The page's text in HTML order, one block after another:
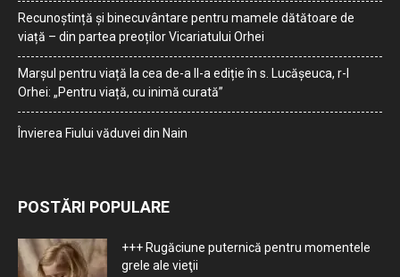
Recunoștință și binecuvântare pentru mamele dătătoare de
viață – din partea preoților Vicariatului Orhei
Marșul pentru viață la cea de-a II-a ediție în s. Lucășeuca, r-l
Orhei: „Pentru viață, cu inimă curată”
Învierea Fiului văduvei din Nain
POSTĂRI POPULARE
+++ Rugăciune puternică pentru momentele
grele ale vieţii